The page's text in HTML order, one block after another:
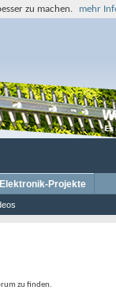
Elektronik-Projekte
zu finden.
zu machen. mehr